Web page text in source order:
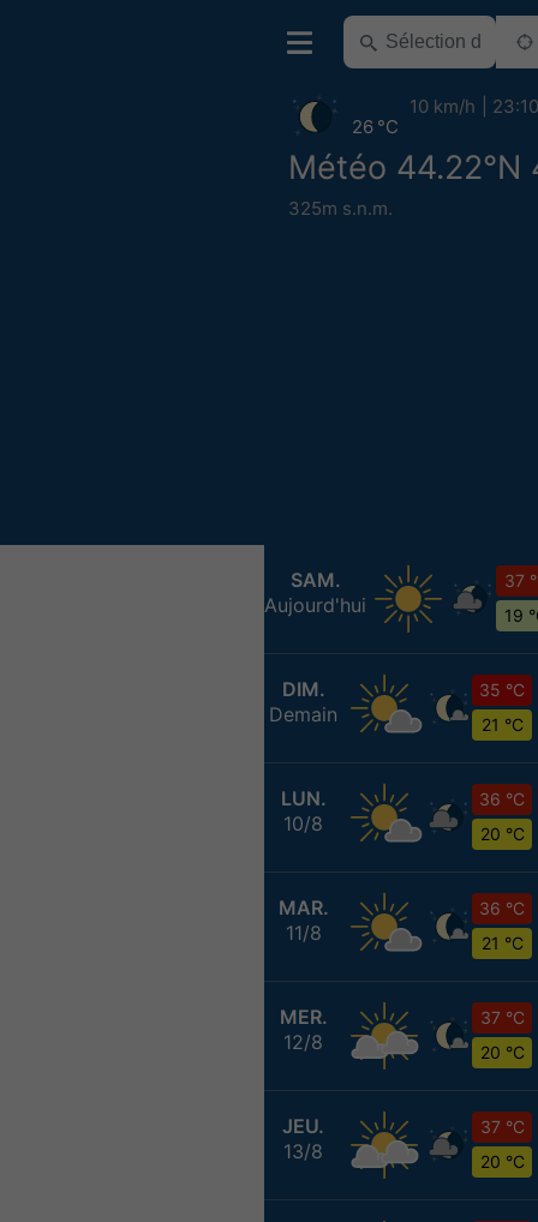
Météo 44.22°N
325m s.n.m.
26 °C
10 km/h 23:10
SAM.
Aujourd'hui
37
19
DIM.
Demain
35 °C
21 °C
LUN.
10/8
36 °C
20 °C
MAR.
11/8
36 °C
21 °C
MER.
12/8
37 °C
20 °C
JEU.
13/8
37 °C
20 °C